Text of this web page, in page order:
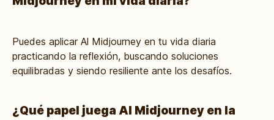
Puedes aplicar Al Midjourney en tu vida diaria
practicando la reflexión, buscando soluciones
equilibradas y siendo resiliente ante los desafíos.
¿Qué papel juega Al Midjourney en la